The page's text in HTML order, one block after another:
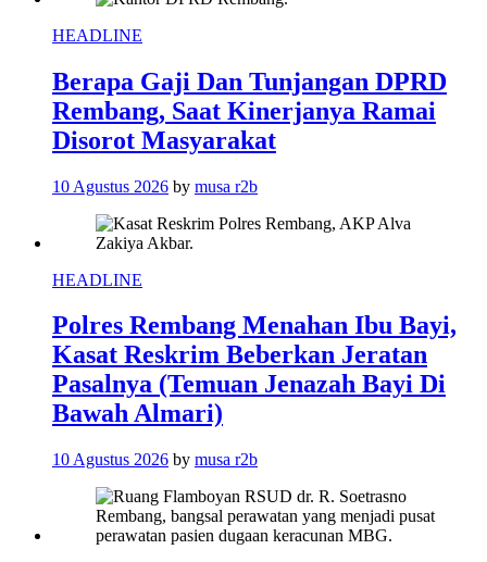
HEADLINE
Berapa Gaji Dan Tunjangan DPRD
Rembang, Saat Kinerjanya Ramai
Disorot Masyarakat
10 Agustus 2026 by musa r2b
HEADLINE
Polres Rembang Menahan Ibu Bayi,
Kasat Reskrim Beberkan Jeratan
Pasalnya (Temuan Jenazah Bayi Di
Bawah Almari)
10 Agustus 2026 by musa r2b